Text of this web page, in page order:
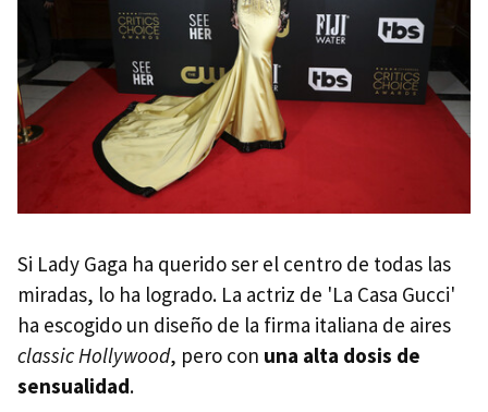
Si Lady Gaga ha querido ser el centro de todas las
miradas, lo ha logrado. La actriz de 'La Casa Gucci'
ha escogido un diseño de la firma italiana de aires
classic Hollywood, pero con una alta dosis de
sensualidad.